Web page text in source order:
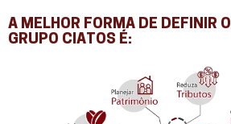
A MELHOR FORMA DE DEFINIR O
GRUPO CIATOS É: